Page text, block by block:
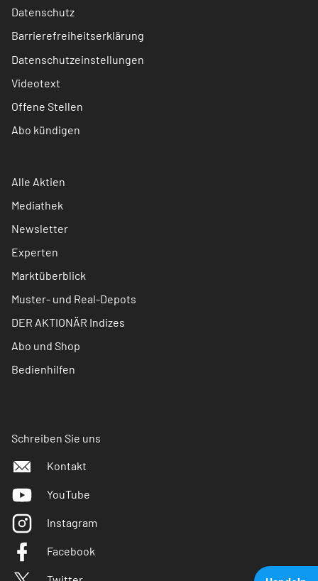
Datenschutz
Barrierefreiheitserklärung
Datenschutzeinstellungen
Videotext
Offene Stellen
Abo kündigen
Alle Aktien
Mediathek
Newsletter
Experten
Marktüberblick
Muster- und Real-Depots
DER AKTIONÄR Indizes
Abo und Shop
Bedienhilfen
Schreiben Sie uns
Kontakt
YouTube
Instagram
Facebook